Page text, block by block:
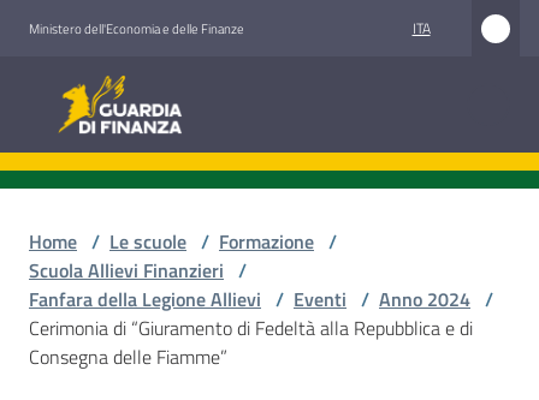
Ministero dell'Economia e delle Finanze ITA
Guardia di Finanza
Guardia di Finanza
siamo
Cosa
facciamo
Home / Le scuole / Formazione /
Scuola Allievi Finanzieri /
Fanfara della Legione Allievi / Eventi / Anno 2024 /
Cerimonia di “Giuramento di Fedeltà alla Repubblica e di
Consegna delle Fiamme”